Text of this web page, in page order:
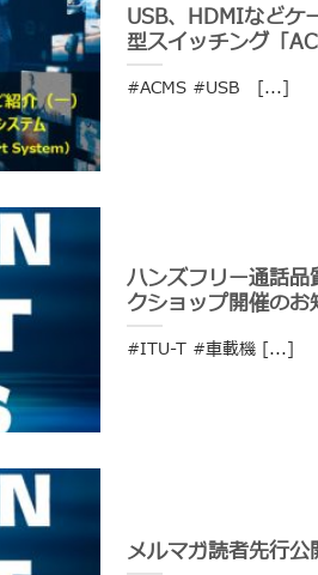
USB、HDMIなどケ
型スイッチング「
#ACMS #USB [...]
ハンズフリー通話
クショップ開催のお
#ITU-T #車載機 [...]
メルマガ読者先行